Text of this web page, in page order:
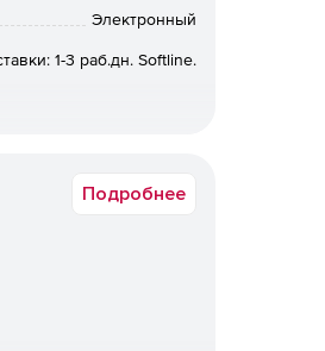
вещания с
при работе с
расписаний
Электронный
1-3 раб.дн. Softline.
Подробнее